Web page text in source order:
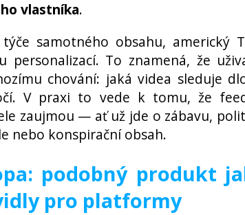
vlastníka.
samotného obsahu, americký
personalizací. To znamená, že
chování: jaká videa sleduje
V praxi to vede k tomu, že
zaujmou — ať už jde o zábavu,
nebo konspirační obsah.
podobný produkt
pro platformy